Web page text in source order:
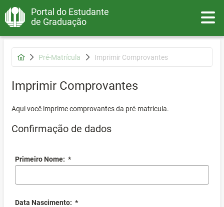
Portal do Estudante
de Graduação
Pré-Matrícula Imprimir Comprovantes
Imprimir Comprovantes
Aqui você imprime comprovantes da pré-matrícula.
Confirmação de dados
Primeiro Nome: *
Data Nascimento: *